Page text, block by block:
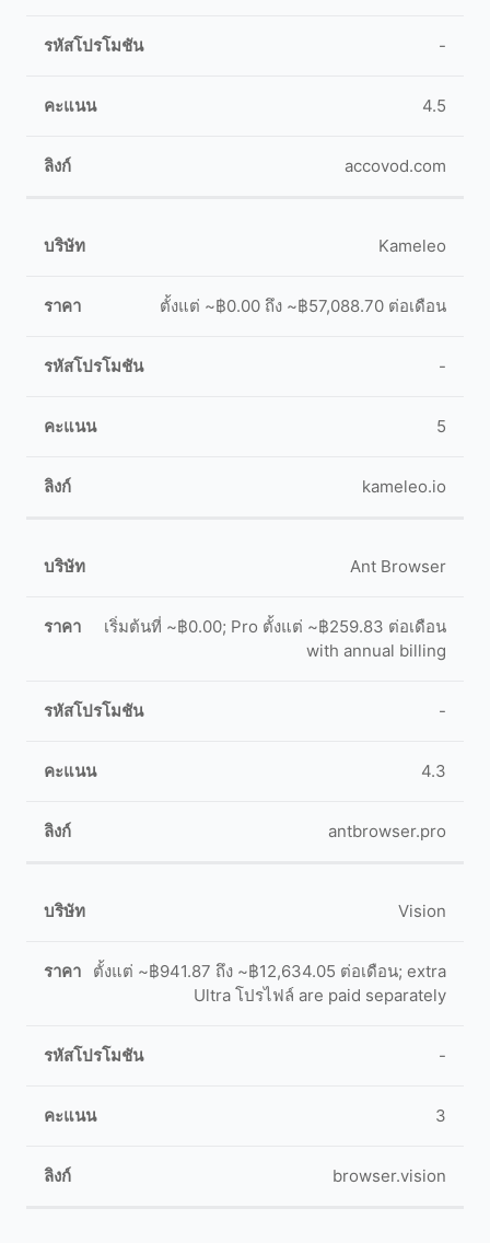
-
4.5
accovod.com
Kameleo
ตั้งแต่ ~฿0.00 ถึง ~฿57,088.70 ต่อเดือน
-
5
kameleo.io
Ant Browser
เริ่มต้นที่ ~฿0.00; Pro ตั้งแต่ ~฿259.83 ต่อเดือน
with annual billing
-
4.3
antbrowser.pro
Vision
ตั้งแต่ ~฿941.87 ถึง ~฿12,634.05 ต่อเดือน; extra
Ultra โปรไฟล์ are paid separately
-
3
browser.vision